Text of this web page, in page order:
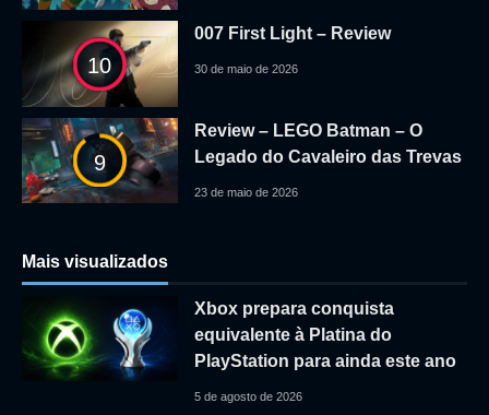
10
007 First Light – Review
30 de maio de 2026
9
Review – LEGO Batman – O
Legado do Cavaleiro das Trevas
23 de maio de 2026
Mais visualizados
Xbox prepara conquista
equivalente à Platina do
PlayStation para ainda este ano
5 de agosto de 2026